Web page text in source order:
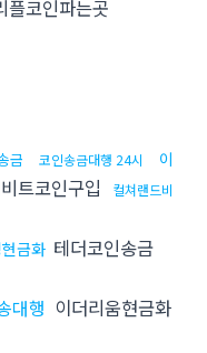
플코인파는곳
금 코인송금대행 24시
이
트코인구입
컬쳐랜드비
금화 테더코인송금
대행 이더리움현금화